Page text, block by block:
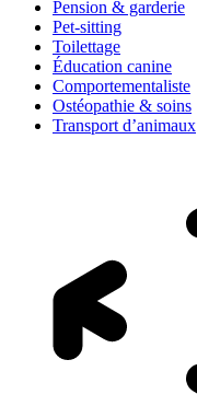
Pension & garderie
Pet-sitting
Toilettage
Éducation canine
Comportementaliste
Ostéopathie & soins
Transport d’animaux